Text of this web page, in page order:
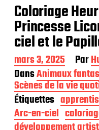
Coloriage
Princesse
ciel et le
D
a
t
e
d
e
p
mars 3, 2025 Par
DansAnimaux
Scènes de la vie
Étiquettes
Arc-en-ciel